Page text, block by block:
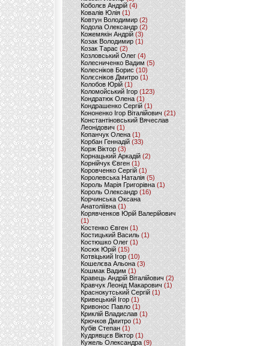
Коболєв Андрій (4)
Ковалів Юлія(1)
Ковтун Володимир (2)
Кодола Олександр (2)
Кожемякін Андрій (3)
Козак Володимир (1)
Козак Тарас (2)
Козловський Олег(4)
Колесниченко Вадим (5)
Колесніков Борис (10)
Колєсніков Дмитро (1)
Колобов Юрій (1)
Коломойський Ігор (123)
Кондратюк Олена(1)
Кондрашенко Сергій (1)
Кононенко Ігор Віталійович (21)
Константіновський Вячеслав
Леонідович (1)
Копанчук Олена (1)
Корбан Геннадій (33)
Корж Віктор (3)
Корнацький Аркадій (2)
Корнійчук Євген (1)
Коровченко Сергій (1)
Королевська Наталія(5)
Король Марія Григорівна (1)
Король Олександр (16)
Корчинська Оксана
Анатоліївна (1)
Корявченков Юрій Валерійович
(1)
Костенко Євген (1)
Костицький Василь (1)
Костюшко Олег (1)
Косюк Юрій (15)
Котвіцький Ігор (10)
Кошелєва Альона(3)
Кошмак Вадим (1)
Кравець Андрій Віталійович (2)
Кравчук Леонід Макарович (1)
Краснокутський Сергій (1)
Кривецький Ігор (1)
Кривонос Павло (1)
Криклій Владислав (1)
Крючков Дмитро(1)
Кубів Степан(1)
Кудрявцєв Віктор (1)
Кужель Олександра (9)